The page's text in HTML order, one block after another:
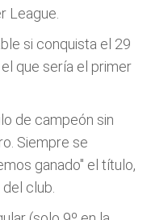
League.
si conquista el 29
que sería el primer
de campeón sin
Siempre se
ganado" el título,
club.